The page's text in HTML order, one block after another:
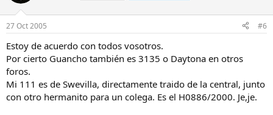
27 Oct 2005 #6
Estoy de acuerdo con todos vosotros.
Por cierto Guancho también es 3135 o Daytona en otros
foros.
Mi 111 es de Swevilla, directamente traido de la central, junto
con otro hermanito para un colega. Es el H0886/2000. Je,je.